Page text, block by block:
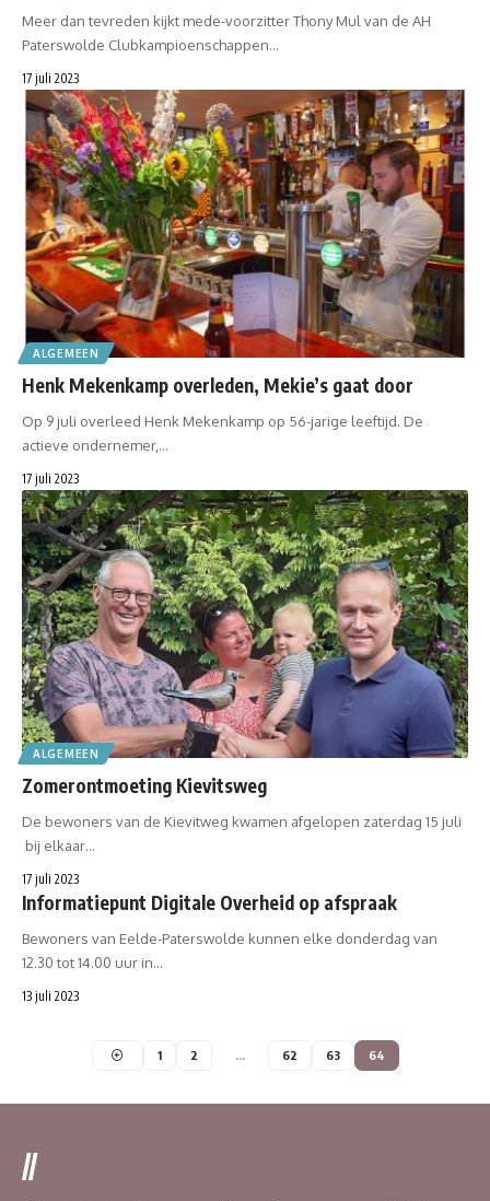
Meer dan tevreden kijkt mede-voorzitter Thony Mul van de AH
Paterswolde Clubkampioenschappen…
17 juli 2023
ALGEMEEN
Henk Mekenkamp overleden, Mekie’s gaat door
Op 9 juli overleed Henk Mekenkamp op 56-jarige leeftijd. De
actieve ondernemer,…
17 juli 2023
ALGEMEEN
Zomerontmoeting Kievitsweg
De bewoners van de Kievitweg kwamen afgelopen zaterdag 15 juli
bij elkaar…
17 juli 2023
Informatiepunt Digitale Overheid op afspraak
Bewoners van Eelde-Paterswolde kunnen elke donderdag van
12.30 tot 14.00 uur in…
13 juli 2023
1 2 … 62 63 64
//